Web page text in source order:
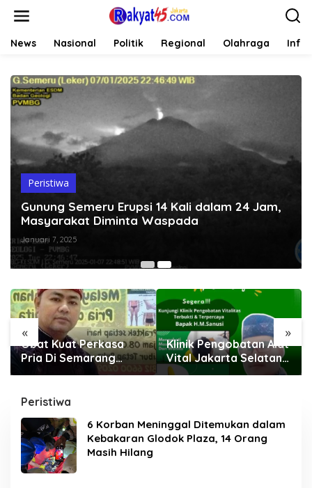
News Nasional Politik Regional Olahraga
Peristiwa
Gunung Semeru Erupsi 14 Kali dalam 24 Jam,
Masyarakat Diminta Waspada
Januari 7, 2025
« »
Obat Kuat Perkasa
Pria Di Semarang
H.Abdulazis Ahli
Pria
Klinik Pengobatan Alat
Vital Jakarta Selatan
HM Sanusi
Peristiwa
6 Korban Meninggal Ditemukan dalam
Kebakaran Glodok Plaza, 14 Orang
Masih Hilang